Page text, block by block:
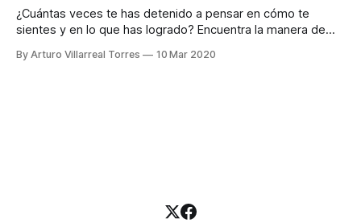
¿Cuántas veces te has detenido a pensar en cómo te
sientes y en lo que has logrado? Encuentra la manera de
By Arturo Villarreal Torres 10 Mar 2020